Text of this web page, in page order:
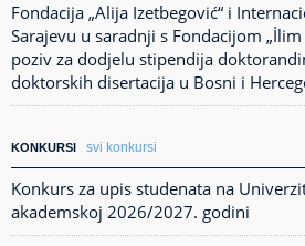
Fondacija „Alija Izetbegović“ i
Sarajevu u saradnji s Fondacijom „İlim
poziv za dodjelu stipendija
doktorskih disertacija u Bosni i
KONKURSI svi konkursi
Konkurs za upis studenata na
akademskoj 2026/2027. godini